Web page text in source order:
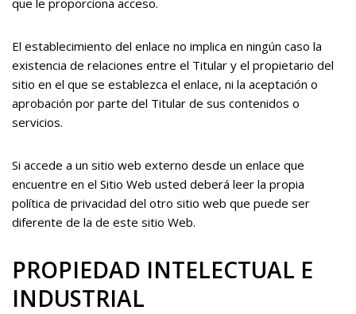
que le proporciona acceso.
El establecimiento del enlace no implica en ningún caso la
existencia de relaciones entre el Titular y el propietario del
sitio en el que se establezca el enlace, ni la aceptación o
aprobación por parte del Titular de sus contenidos o
servicios.
Si accede a un sitio web externo desde un enlace que
encuentre en el Sitio Web usted deberá leer la propia
política de privacidad del otro sitio web que puede ser
diferente de la de este sitio Web.
PROPIEDAD INTELECTUAL E
INDUSTRIAL